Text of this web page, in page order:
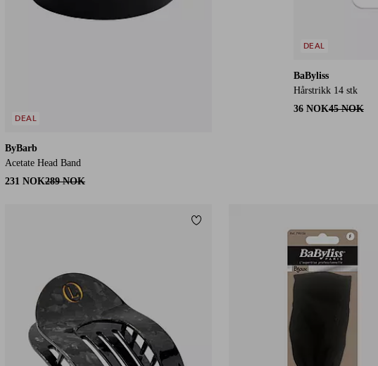
BaByliss
Hårstrikk 14 stk
36 NOK45 NOK
DEAL
ByBarb
Acetate Head Band
231 NOK289 NOK
DEAL
favoritter Legg til favoritter